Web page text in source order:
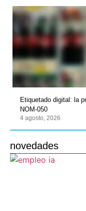
Etiquetado digital: la
NOM-050
4 agosto, 2026
novedades